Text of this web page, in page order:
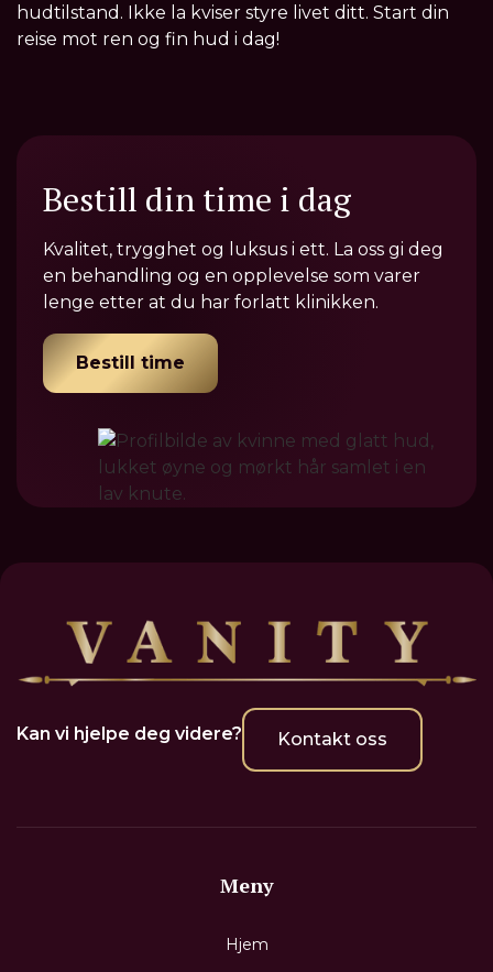
hudtilstand. Ikke la kviser styre livet ditt. Start din
reise mot ren og fin hud i dag!
Bestill din time i dag
Kvalitet, trygghet og luksus i ett. La oss gi deg
en behandling og en opplevelse som varer
lenge etter at du har forlatt klinikken.
Bestill time
Kan vi hjelpe deg videre? Kontakt oss
Meny
Hjem